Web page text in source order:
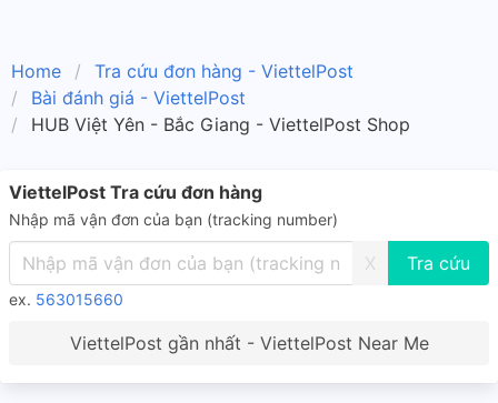
Home
Tra cứu đơn hàng - ViettelPost
Bài đánh giá - ViettelPost
HUB Việt Yên - Bắc Giang - ViettelPost Shop
ViettelPost Tra cứu đơn hàng
Nhập mã vận đơn của bạn (tracking number)
X
ex. 563015660
ViettelPost gần nhất - ViettelPost Near Me